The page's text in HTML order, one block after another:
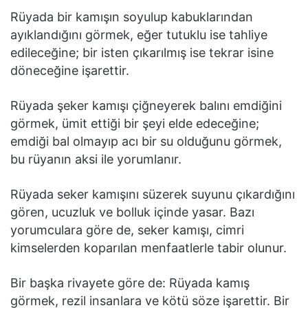
Rüyada bir kamışın soyulup kabuklarından
ayıklandığını görmek, eğer tutuklu ise tahliye
edileceğine; bir isten çıkarılmış ise tekrar isine
döneceğine işarettir.
Rüyada şeker kamışı çiğneyerek balını emdiğini
görmek, ümit ettiği bir şeyi elde edeceğine;
emdiği bal olmayıp acı bir su olduğunu görmek,
bu rüyanın aksi ile yorumlanır.
Rüyada seker kamışını süzerek suyunu çıkardığını
gören, ucuzluk ve bolluk içinde yasar. Bazı
yorumculara göre de, seker kamışı, cimri
kimselerden koparılan menfaatlerle tabir olunur.
Bir başka rivayete göre de: Rüyada kamış
görmek, rezil insanlara ve kötü söze işarettir. Bir